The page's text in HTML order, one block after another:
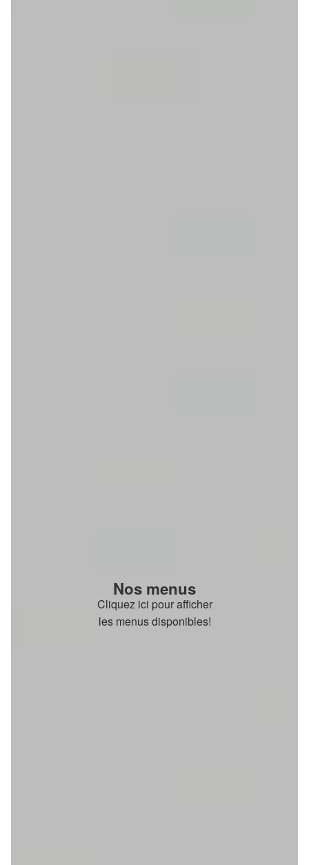
Nos menus
Cliquez ici pour afficher
les menus disponibles!